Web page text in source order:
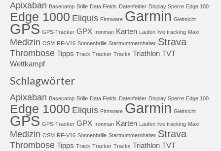
Apixaban Basecamp Brille Data Fields Datenfelder Display Sperre Edge 100
Edge 1000 Eliquis Firmware Garmin Gleitsicht
GPS GPS-Tracker GPX Ironman Karten Laufen live tracking Maxi
Medizin OSM RF-V16 Sonnenbrille Startnummernhalter Strava
Thrombose Tipps Track Tracker Tracks Triathlon TVT
Wettkampf
Schlagwörter
Apixaban Basecamp Brille Data Fields Datenfelder Display Sperre Edge 100
Edge 1000 Eliquis Firmware Garmin Gleitsicht
GPS GPS-Tracker GPX Ironman Karten Laufen live tracking Maxi
Medizin OSM RF-V16 Sonnenbrille Startnummernhalter Strava
Thrombose Tipps Track Tracker Tracks Triathlon TVT